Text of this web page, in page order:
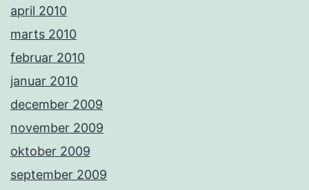
april 2010
marts 2010
februar 2010
januar 2010
december 2009
november 2009
oktober 2009
september 2009